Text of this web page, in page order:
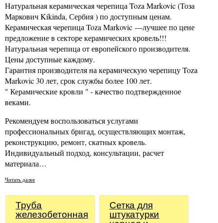
Натуральная керамическая черепица Toza Markovic (Тоза
Маркович Kikinda, Сербия ) по доступным ценам.
Керамическая черепица Toza Markovic —лучшее по цене
предложение в секторе керамических кровель!!!
Натуральная черепица от европейского производителя.
Цены доступные каждому.
Гарантия производителя на керамическую черепицу Toza
Markovic 30 лет, срок службы более 100 лет.
" Керамические кровли " - качество подтвержденное
веками.
Рекомендуем воспользоваться услугами
профессиональных бригад, осуществляющих монтаж,
реконструкцию, ремонт, скатных кровель.
Индивидуальный подход, консультации, расчет
материала…
Читать далее
Труба
железобетонная
Сетка для
штукатурки